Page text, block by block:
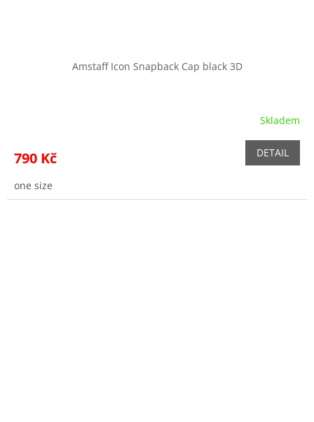
Amstaff Icon Snapback Cap black 3D
Skladem
790 Kč DETAIL
one size